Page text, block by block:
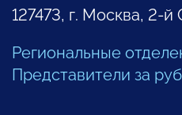
127473, г. Москва, 2-
Региональные
Представители за